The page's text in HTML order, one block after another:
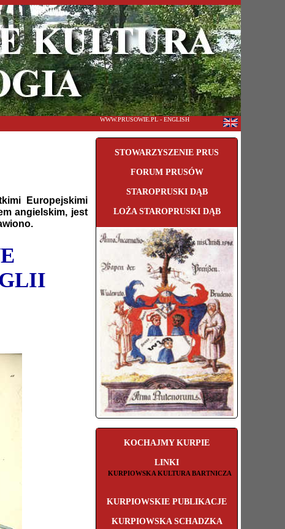
WWW.PRUSOWIE.PL - ENGLISH
STOWARZYSZENIE PRUS
FORUM PRUSÓW
STAROPRUSKI DĄB
LOŻA STAROPRUSKI DĄB
KOCHAJMY KURPIE
LINKI
KURPIOWSKA KULTURA BARTNICZA
KURPIOWSKIE PUBLIKACJE
KURPIOWSKA SCHADZKA
Europejskimi
angielskim, jest